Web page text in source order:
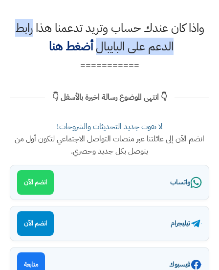
واذا كان عندك حساب وتريد تدعمنا هذارابط
الدعم على البايبال أضغط هنا
===========
👇 انتهى الموضوع رسالة اخيرة بالأسفل 👇
لا تفوت جديد التحديثات والشروحات!
انضم الآن إلى عائلتنا عبر منصات التواصل الاجتماعي لتكون أول من
يتوصل بكل جديد وحصري.
واتساب انضم الآن
تيليجرام انضم الآن
فيسبوك متابعة